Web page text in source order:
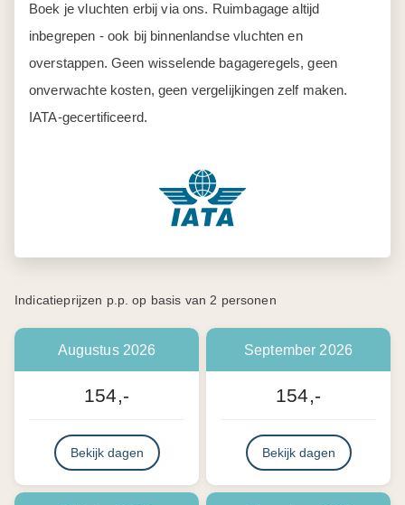
Boek je vluchten erbij via ons. Ruimbagage altijd
inbegrepen - ook bij binnenlandse vluchten en
overstappen. Geen wisselende bagageregels, geen
onverwachte kosten, geen vergelijkingen zelf maken.
IATA-gecertificeerd.
Indicatieprijzen p.p. op basis van 2 personen
Augustus 2026
154,-
Bekijk dagen
September 2026
154,-
Bekijk dagen